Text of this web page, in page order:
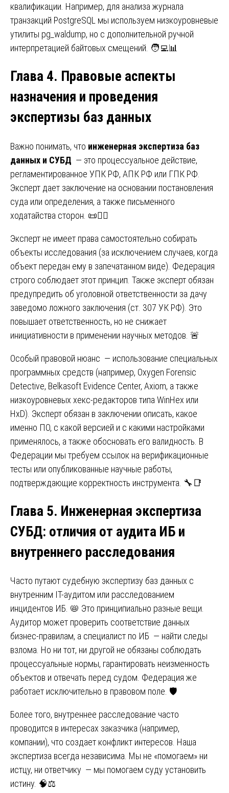
квалификации. Например, для анализа журнала
транзакций PostgreSQL мы используем низкоуровневые
утилиты pg_waldump, но с дополнительной ручной
интерпретацией байтовых смещений. 🧑‍💻📊
Глава 4. Правовые аспекты
назначения и проведения
экспертизы баз данных
Важно понимать, что инженерная экспертиза баз
данных и СУБД — это процессуальное действие,
регламентированное УПК РФ, АПК РФ или ГПК РФ.
Эксперт дает заключение на основании постановления
суда или определения, а также письменного
ходатайства сторон. 📜🧑‍⚖️
Эксперт не имеет права самостоятельно собирать
объекты исследования (за исключением случаев, когда
объект передан ему в запечатанном виде). Федерация
строго соблюдает этот принцип. Также эксперт обязан
предупредить об уголовной ответственности за дачу
заведомо ложного заключения (ст. 307 УК РФ). Это
повышает ответственность, но не снижает
инициативности в применении научных методов. 🚨
Особый правовой нюанс — использование специальных
программных средств (например, Oxygen Forensic
Detective, Belkasoft Evidence Center, Axiom, а также
низкоуровневых хекс-редакторов типа WinHex или
HxD). Эксперт обязан в заключении описать, какое
именно ПО, с какой версией и с какими настройками
применялось, а также обосновать его валидность. В
Федерации мы требуем ссылок на верификационные
тесты или опубликованные научные работы,
подтверждающие корректность инструмента. 🔧📑
Глава 5. Инженерная экспертиза
СУБД: отличия от аудита ИБ и
внутреннего расследования
Часто путают судебную экспертизу баз данных с
внутренним IT-аудитом или расследованием
инцидентов ИБ. 📛 Это принципиально разные вещи.
Аудитор может проверить соответствие данных
бизнес-правилам, а специалист по ИБ — найти следы
взлома. Но ни тот, ни другой не обязаны соблюдать
процессуальные нормы, гарантировать неизменность
объектов и отвечать перед судом. Федерация же
работает исключительно в правовом поле. 🛡️
Более того, внутреннее расследование часто
проводится в интересах заказчика (например,
компании), что создает конфликт интересов. Наша
экспертиза всегда независима. Мы не «помогаем» ни
истцу, ни ответчику — мы помогаем суду установить
истину. 🧠⚖️